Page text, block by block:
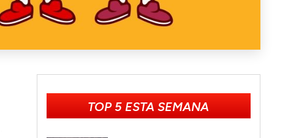
TOP 5 ESTA SEMANA